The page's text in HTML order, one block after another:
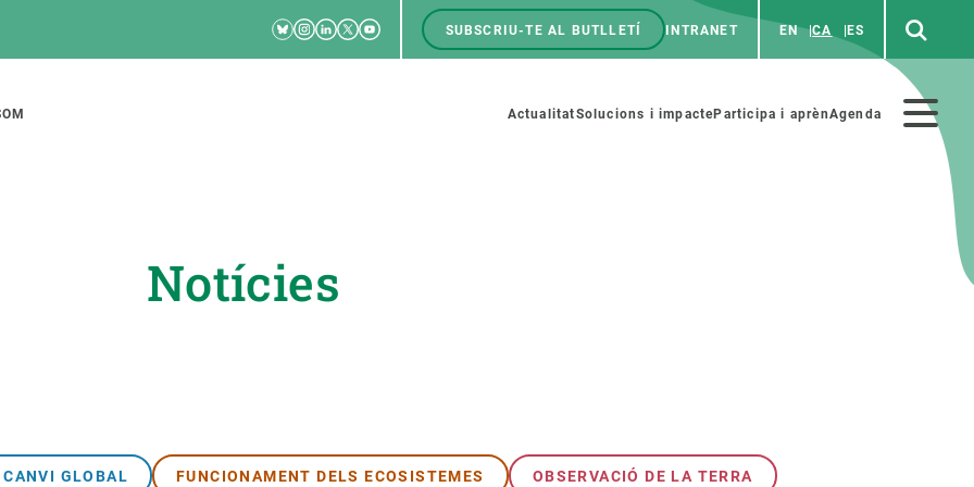
RRSS
Bluesky
Instagram
Linkedin
TwitterYoutube
Menú
SUBSCRIU-TE AL BUTLLETÍ INTRANET EN CA ES
Menú
ActualitatSolucions i impacteParticipa i aprènAgenda
Notícies
CANVI GLOBAL FUNCIONAMENT DELS ECOSISTEMES OBSERVACIÓ DE LA TERRA
ecosistemes Política i gestió Demana la teva beca ERC COL·LABORA Notícies